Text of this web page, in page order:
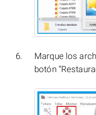
Marque los
botón